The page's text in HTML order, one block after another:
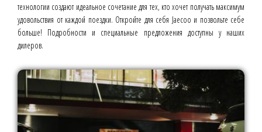
технологии создают идеальное сочетание для тех, кто хочет получать максимум
удовольствия от каждой поездки. Откройте для себя Jaecoo и позвольте себе
больше! Подробности и специальные предложения доступны у наших
дилеров.